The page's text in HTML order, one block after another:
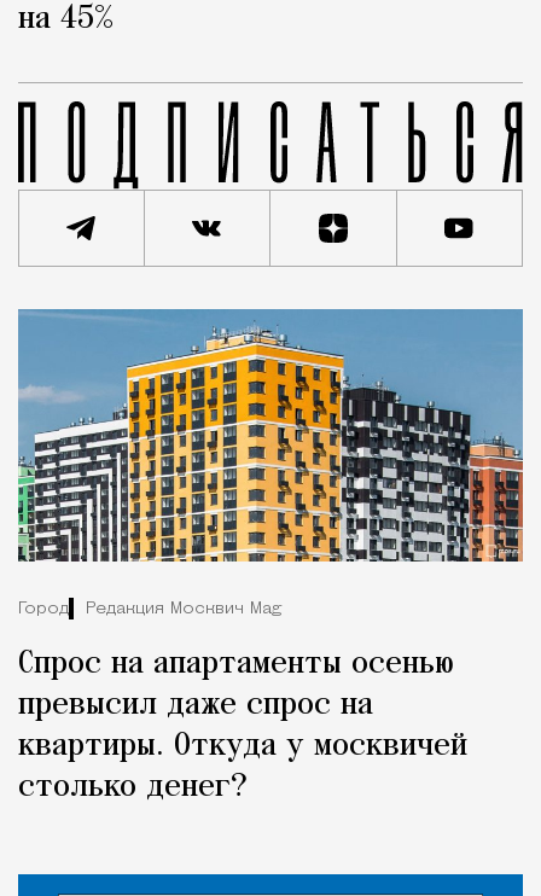
на 45%
Город Редакция Москвич Mag
Спрос на апартаменты осенью
превысил даже спрос на
квартиры. Откуда у москвичей
столько денег?